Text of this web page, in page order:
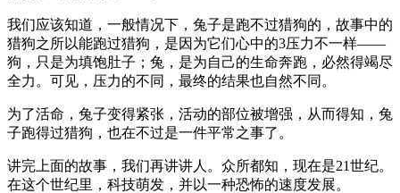
我们应该知道，一般情况下，兔子是跑不过猎狗的，故事中的
猎狗之所以能跑过猎狗，是因为它们心中的3压力不一样——
狗，只是为填饱肚子；兔，是为自己的生命奔跑，必然得竭尽
全力。可见，压力的不同，最终的结果也自然不同。
为了活命，兔子变得紧张，活动的部位被增强，从而得知，兔
子跑得过猎狗，也在不过是一件平常之事了。
讲完上面的故事，我们再讲讲人。众所都知，现在是21世纪。
在这个世纪里，科技萌发，并以一种恐怖的速度发展。